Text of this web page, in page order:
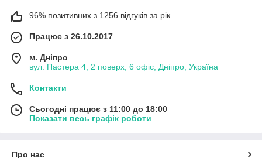
96% позитивних з 1256 відгуків за рік
Працює з 26.10.2017
м. Дніпро
вул. Пастера 4, 2 поверх, 6 офіс, Дніпро, Україна
Контакти
Сьогодні працює з 11:00 до 18:00
Показати весь графік роботи
Про нас